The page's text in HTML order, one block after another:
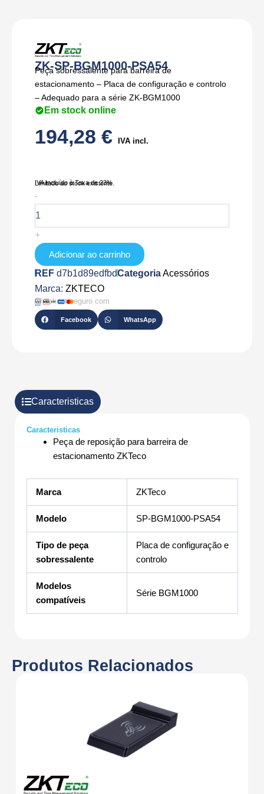
ZK-SP-BGM1000-PSA54
Peça sobressalente para barreira de
estacionamento – Placa de configuração e controlo
– Adequado para a série ZK-BGM1000
Em stock online
194,28 € IVA incl.
IVA Incluído à Taxa de 23%
Limitado ao stock existente.
-
de
ZK-
SP-
BGM1000-
PSA54
+
Adicionar ao carrinho
REF d7b1d89edfbdCategoriaAcessórios
Marca: ZKTECO
Checkout seguro com
Facebook WhatsApp
Caracteristicas
Caracteristicas
Peça de reposição para barreira de
estacionamento ZKTeco
Marca ZKTeco
Modelo SP-BGM1000-PSA54
Tipo de peça
sobressalente
Placa de configuração e
controlo
Modelos
compatíveis
Série BGM1000
Produtos Relacionados